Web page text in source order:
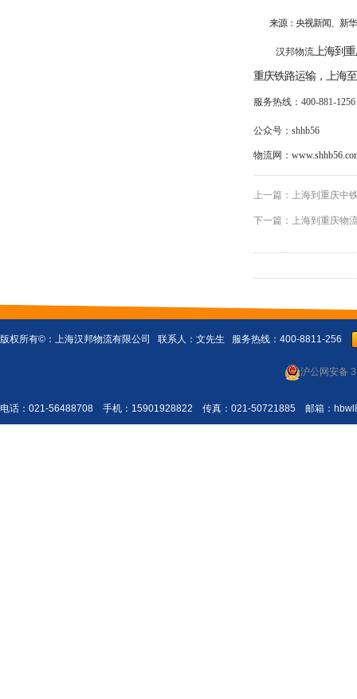
来源：央视新闻、新
汉邦物流上海到
重庆铁路运输，上海
服务热线： 400-881-1256
公众号： shhb56
物流网：
上一篇： 上海到重庆中
下一篇： 上海到重庆物
版权所有©： 上海汉邦物流有限公司 联系人：文先生 服务热线：400-8811-256
沪公网安备
电话：021-56488708 手机：15901928822 传真：021-50721885 邮箱：